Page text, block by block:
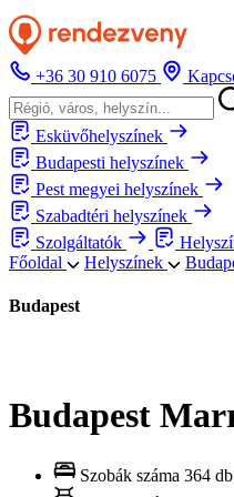
+36 30 910 6075
Esküvőhelyszínek
Budapesti helyszínek
Pest megyei helyszínek
Szabadtéri helyszínek
Szolgáltatók
Főoldal
Helyszínek
Budapest
Budapest
Szobák száma 364 db